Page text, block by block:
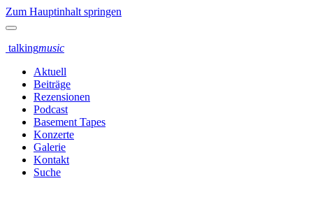
Zum Hauptinhalt springen
talkingmusic
Aktuell
Beiträge
Rezensionen
Podcast
Basement Tapes
Konzerte
Galerie
Kontakt
Suche